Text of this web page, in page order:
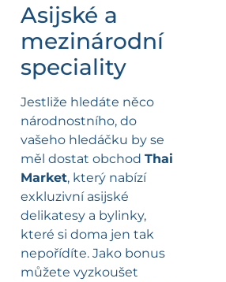
Asijské a
mezinárodní
speciality
Jestliže hledáte něco
národnostního, do
vašeho hledáčku by se
měl dostat obchod Thai
Market, který nabízí
exkluzivní asijské
delikatesy a bylinky,
které si doma jen tak
nepořídíte. Jako bonus
můžete vyzkoušet